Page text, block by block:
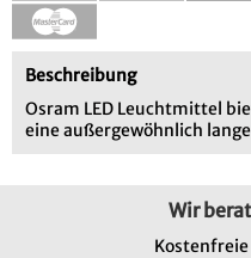
Beschreibung
Osram LED Leuchtmittel
eine außergewöhnlich
Wir